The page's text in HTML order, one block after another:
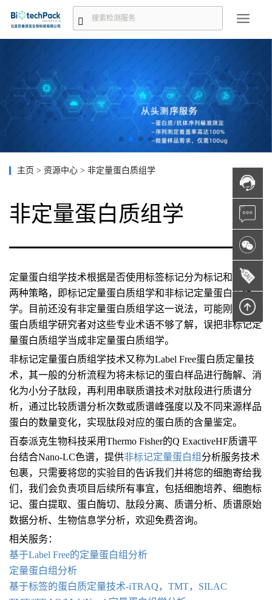
主页 > 资源中心 > 非定量蛋白质组学
非定量蛋白质组学
定量蛋白组学技术根据是否使用标签标记分为标记和非标记
两种策略，即标记定量蛋白质组学和非标记定量蛋白质组
学。目前还没有非定量蛋白质组学这一说法，可能刚入门的
蛋白质组学研究者对这些专业术语不够了解，误把非标记定
量蛋白质组学当成非定量蛋白质组学。
非标记定量蛋白质组学技术又称为Label Free蛋白质定量技
术，其一般的分析流程为将未标记的蛋白样品进行酶解、消
化为小分子肽段，再利用串联质谱技术对肽段进行质谱分
析，通过比较质谱分析次数或质谱峰强度以及不同来源样品
蛋白的数量变化，实现肽段对应的蛋白质的含量鉴定。
百泰派克生物科技采用Thermo Fisher的Q ExactiveHF质谱平
台结合Nano-LC色谱，提供非标记定量蛋白组 分析服务技术
包裹，只需要将您的实验目的告诉我们并将您的细胞寄给我
们，我们会负责项目后续所有事宜，包括细胞培养、细胞标
记、蛋白提取、蛋白酶切、肽段分离、质谱分析、质谱原始
数据分析、生物信息学分析，欢迎免费咨询。
相关服务：
基于Label Free的定量蛋白组分析
定量蛋白组分析
基于标签的蛋白质定量技术-iTRAQ，TMT，SILAC